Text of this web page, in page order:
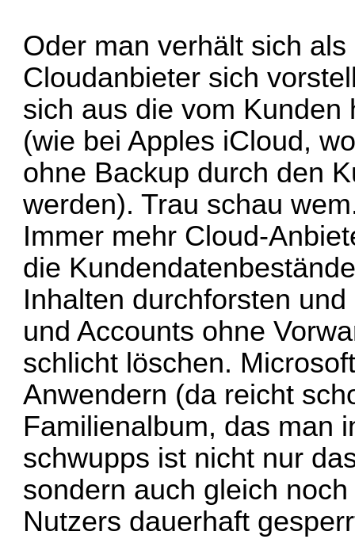
Oder man verhält sich
Cloudanbieter sich
sich aus die vom
(wie bei Apples iCloud,
ohne Backup durch den
werden). Trau schau
Immer mehr Cloud-
die
Inhalten durchforsten
und Accounts ohne
schlicht löschen.
Anwendern (da reicht
Familienalbum, das man
schwupps ist nicht nur
sondern auch gleich
Nutzers dauerhaft